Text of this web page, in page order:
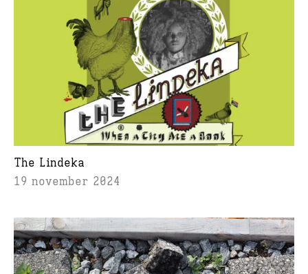
The Lindeka
19 november 2024